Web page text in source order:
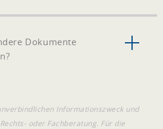
Dokumente
Informationszweck und
oder Fachberatung. Für die